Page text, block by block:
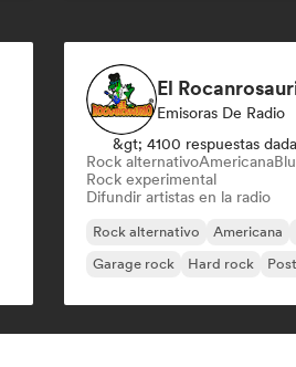
El
Emisoras De Radio
&gt; 4100 respuestas
Rock alternativoAmericana
Rock experimental
Difundir artistas en la radio
Rock alternativo Americana
Garage rock
Hard rock